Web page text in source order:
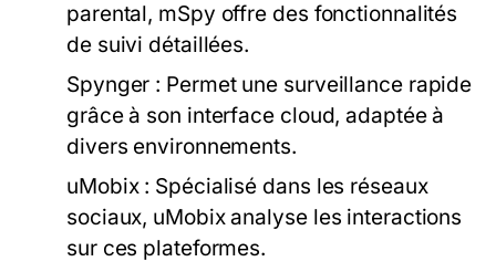
parental, mSpy offre des fonctionnalités
de suivi détaillées.
Spynger : Permet une surveillance rapide
grâce à son interface cloud, adaptée à
divers environnements.
uMobix : Spécialisé dans les réseaux
sociaux, uMobix analyse les interactions
sur ces plateformes.